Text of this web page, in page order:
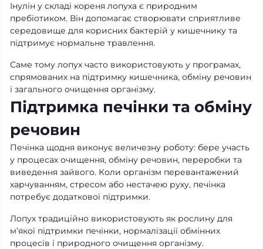
Інулін у складі кореня лопуха є природним
пребіотиком. Він допомагає створювати сприятливе
середовище для корисних бактерій у кишечнику та
підтримує нормальне травлення.
Саме тому лопух часто використовують у програмах,
спрямованих на підтримку кишечника, обміну речовин
і загального очищення організму.
Підтримка печінки та обміну
речовин
Печінка щодня виконує величезну роботу: бере участь
у процесах очищення, обміну речовин, переробки та
виведення зайвого. Коли організм перевантажений
харчуванням, стресом або нестачею руху, печінка
потребує додаткової підтримки.
Лопух традиційно використовують як рослину для
м’якої підтримки печінки, нормалізації обмінних
процесів і природного очищення організму.